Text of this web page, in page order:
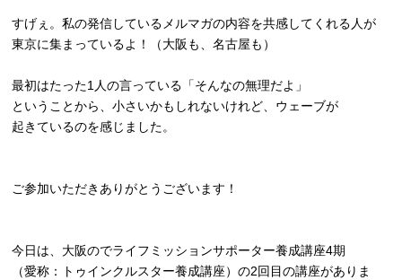
すげぇ。私の発信しているメルマガの内容を共感してくれる人が
東京に集まっているよ！（大阪も、名古屋も）
最初はたった1人の言っている「そんなの無理だよ」
ということから、小さいかもしれないけれど、ウェーブが
起きているのを感じました。
ご参加いただきありがとうございます！
今日は、大阪のでライフミッションサポーター養成講座4期
（愛称：トゥインクルスター養成講座）の2回目の講座がありま